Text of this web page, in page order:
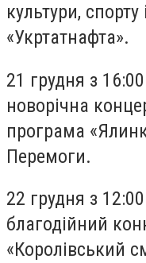
культури,
«Укртатнафта».
21 грудня з
новорічна
програма
Перемоги.
22 грудня з
благодійний
«Королівський